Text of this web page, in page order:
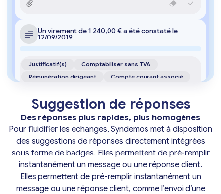
Un virement de 1 240,00 € a été constaté le
12/09/2019.
Justificatif(s)
Comptabiliser sans TVA
Rémunération dirigeant
Compte courant associé
Un paiement par carte de 89,90 € apparaît chez
un fournisseur non identifié.
Justificatif(s)
Comptabiliser sans TVA
Suggestion de réponses
Des réponses plus rapides, plus homogènes
Pour fluidifier les échanges, Syndemos met à disposition
des suggestions de réponses directement intégrées
sous forme de badges. Elles permettent de pré-remplir
instantanément un message ou une réponse client.
Elles permettent de pré-remplir instantanément un
message ou une réponse client, comme l’envoi d’une